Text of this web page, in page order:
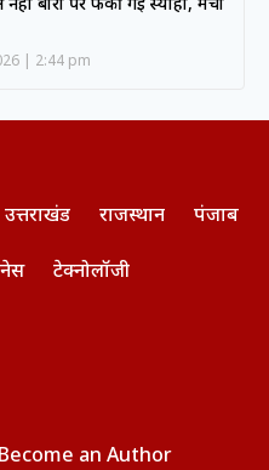
2:44 pm
उत्तराखंड राजस्थान पंजाब
टेक्नोलॉजी
Become an Author